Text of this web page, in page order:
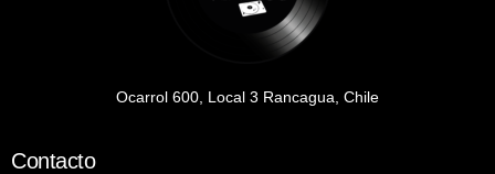
Ocarrol 600, Local 3 Rancagua, Chile
Contacto